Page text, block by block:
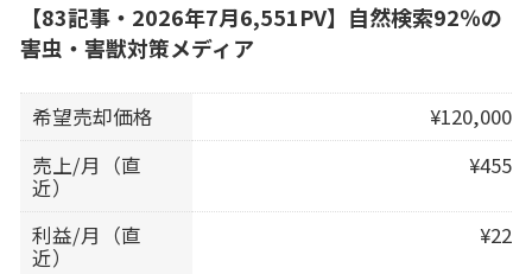
【83記事・2026年7月6,551PV】自然検索92％の
害虫・害獣対策メディア
希望売却価格
¥120,000
売上/月（直
近）
¥455
利益/月（直
近）
¥22